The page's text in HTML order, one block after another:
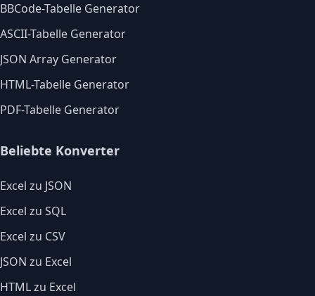
BBCode-Tabelle Generator
ASCII-Tabelle Generator
JSON Array Generator
HTML-Tabelle Generator
PDF-Tabelle Generator
Beliebte Konverter
Excel zu JSON
Excel zu SQL
Excel zu CSV
JSON zu Excel
HTML zu Excel